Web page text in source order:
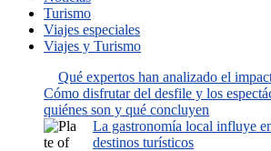
Turismo
Viajes especiales
Viajes y Turismo
Qué expertos han analizado el
Cómo disfrutar del desfile y los
quiénes son y qué concluyen
La gastronomía local influye
destinos turísticos